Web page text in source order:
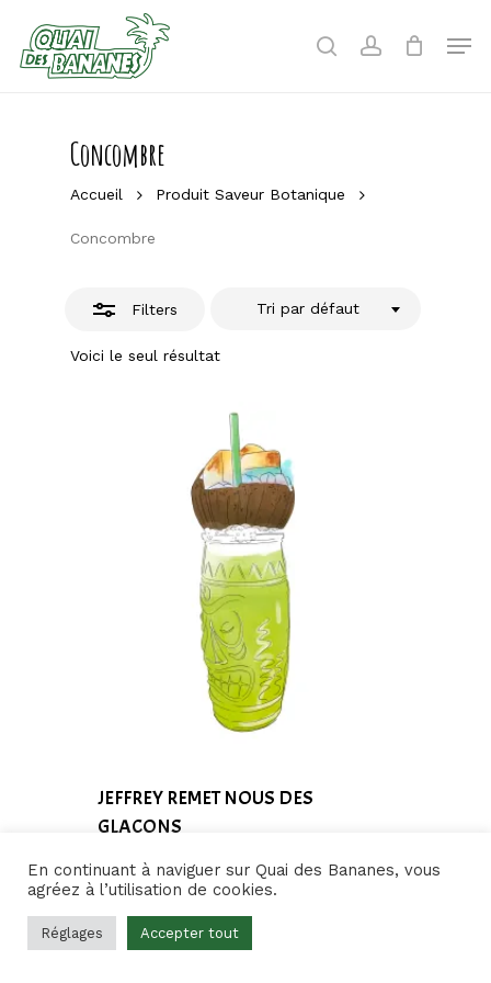
main
content
searchaccount
Concombre
Accueil Produit Saveur Botanique
Concombre
Filters
Voici le seul résultat
Tri par défaut
Close
JEFFREY REMET NOUS DES
GLACONS
€ – 180,00
De
Prix :
7,50€
À
En continuant à naviguer sur Quai des Bananes, vous
agréez à l’utilisation de cookies.
Réglages Accepter tout